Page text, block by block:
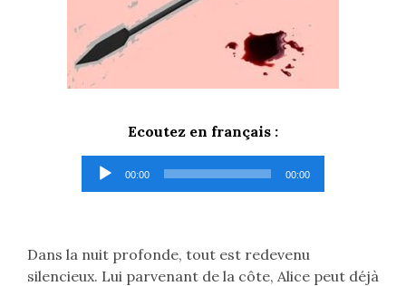
Ecoutez en français :
Lecteur00:00 00:00
Dans la nuit profonde, tout est redevenu
silencieux. Lui parvenant de la côte, Alice peut déjà